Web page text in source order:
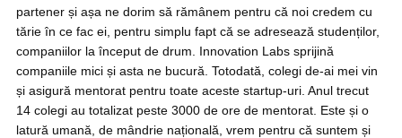
partener și așa ne dorim să rămânem pentru că noi credem cu
tărie în ce fac ei, pentru simplu fapt că se adresează studenților,
companiilor la început de drum. Innovation Labs sprijină
companiile mici și asta ne bucură. Totodată, colegi de-ai mei vin
și asigură mentorat pentru toate aceste startup-uri. Anul trecut
14 colegi au totalizat peste 3000 de ore de mentorat. Este și o
latură umană, de mândrie națională, vrem pentru că suntem și